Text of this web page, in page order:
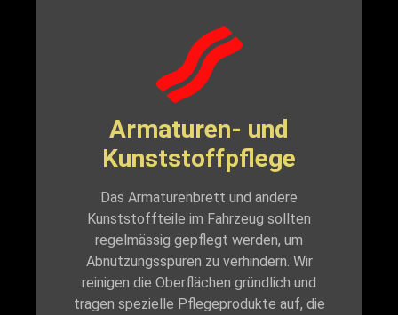
Armaturen- und
Kunststoffpflege
Das Armaturenbrett und andere
Kunststoffteile im Fahrzeug sollten
regelmässig gepflegt werden, um
Abnutzungsspuren zu verhindern. Wir
reinigen die Oberflächen gründlich und
tragen spezielle Pflegeprodukte auf, die